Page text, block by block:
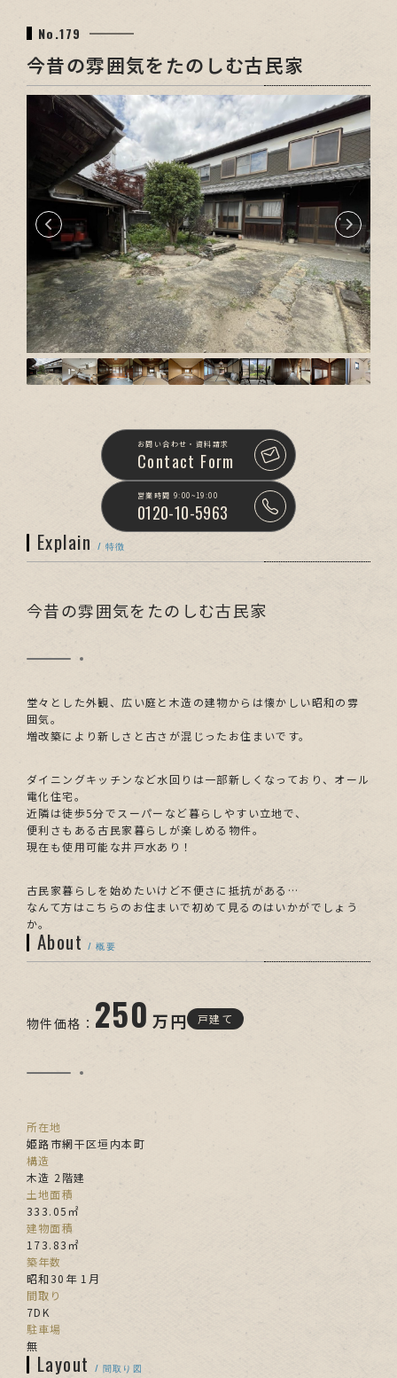
No.179
今昔の雰囲気をたのしむ古民家
お問い合わせ・資料請求
Contact Form
営業時間 9:00~19:00
0120-10-5963
Explain/ 特徴
今昔の雰囲気をたのしむ古民家
堂々とした外観、広い庭と木造の建物からは懐かしい昭和の雰
囲気。
増改築により新しさと古さが混じったお住まいです。
ダイニングキッチンなど水回りは一部新しくなっており、オール
電化住宅。
近隣は徒歩5分でスーパーなど暮らしやすい立地で、
便利さもある古民家暮らしが楽しめる物件。
現在も使用可能な井戸水あり！
古民家暮らしを始めたいけど不便さに抵抗がある…
なんて方はこちらのお住まいで初めて見るのはいかがでしょう
か。
About/ 概要
物件価格： 250 万円 戸建て
所在地
姫路市網干区垣内本町
構造
木造 2階建
土地面積
333.05㎡
建物面積
173.83㎡
築年数
昭和30年 1月
間取り
7DK
駐車場
無
Layout / 間取り図